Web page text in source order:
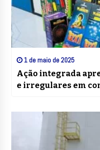
1 de maio de 2025
Ação integrada
e irregulares em